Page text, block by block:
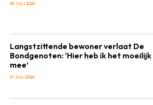
20 JULI 2026
Langstzittende bewoner verlaat De
Bondgenoten: ‘Hier heb ik het moeilijk
mee’
17 JULI 2026